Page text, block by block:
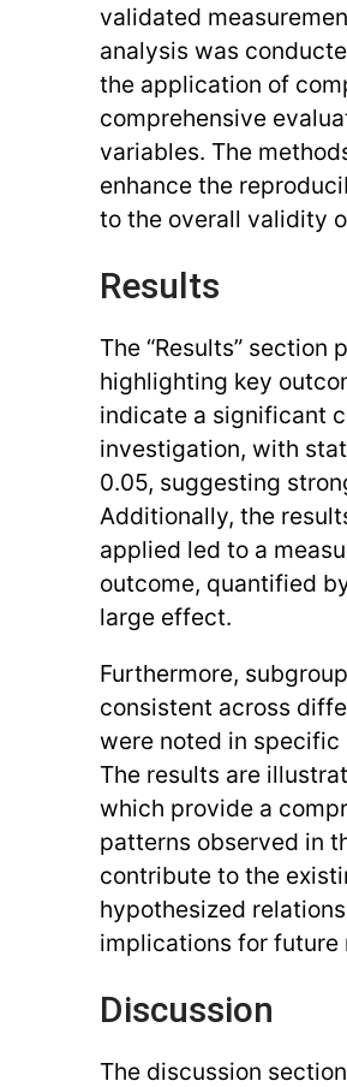
validated
analysis was
the application of
comprehensive
variables. The
enhance the
to the overall validity
Results
The “Results”
highlighting key
indicate a significant
investigation, with
0.05, suggesting
Additionally, the
applied led to a
outcome, quantified
large effect.
Furthermore,
consistent across
were noted in
The results are
which provide a
patterns observed in
contribute to the
hypothesized
implications for future
Discussion
The discussion